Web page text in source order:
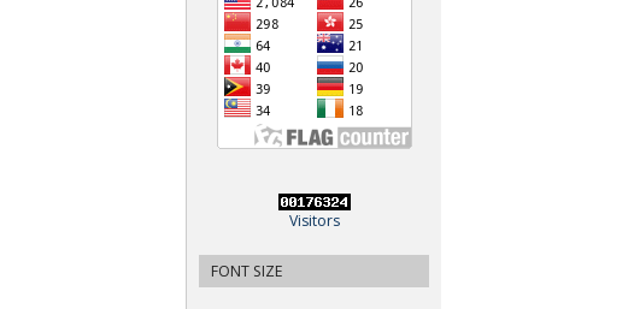
Visitors
FONT SIZE